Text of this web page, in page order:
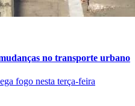
no transporte urbano